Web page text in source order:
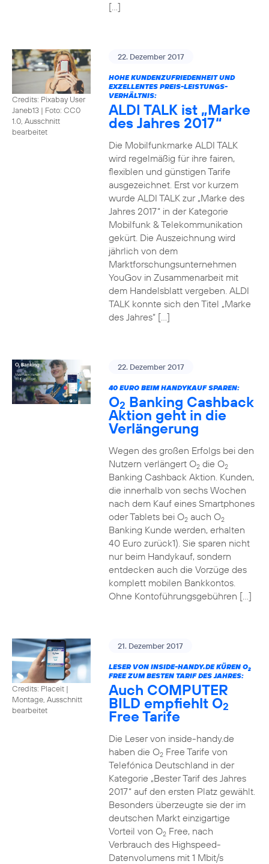
[…]
Credits: Pixabay User
Janeb13 | Foto: CC0
1.0, Ausschnitt
bearbeitet
22. Dezember 2017
HOHE KUNDENZUFRIEDENHEIT UND
EXZELLENTES PREIS-LEISTUNGS-
VERHÄLTNIS:
ALDI TALK ist „Marke
des Jahres 2017“
Die Mobilfunkmarke ALDI TALK
wird regelmäßig für ihre fairen,
flexiblen und günstigen Tarife
ausgezeichnet. Erst vor kurzem
wurde ALDI TALK zur „Marke des
Jahres 2017“ in der Kategorie
Mobilfunk & Telekommunikation
gekürt. Die Auszeichnung wird
jährlich von dem
Marktforschungsunternehmen
YouGov in Zusammenarbeit mit
dem Handelsblatt vergeben. ALDI
TALK konnte sich den Titel „Marke
des Jahres“ […]
22. Dezember 2017
40 EURO BEIM HANDYKAUF SPAREN:
O2 Banking Cashback
Aktion geht in die
Verlängerung
Wegen des großen Erfolgs bei den
Nutzern verlängert O2die O2
Banking Cashback Aktion. Kunden,
die innerhalb von sechs Wochen
nach dem Kauf eines Smartphones
oder Tablets bei O2auch O2
Banking Kunde werden, erhalten
40 Euro zurück1). Sie sparen nicht
nur beim Handykauf, sondern
entdecken auch die Vorzüge des
komplett mobilen Bankkontos.
Ohne Kontoführungsgebühren […]
Credits: Placeit |
Montage, Ausschnitt
bearbeitet
21. Dezember 2017
LESER VON INSIDE-HANDY.DE KÜREN O2
FREE ZUM BESTEN TARIF DES JAHRES:
Auch COMPUTER
BILD empfiehlt O2
Free Tarife
Die Leser von inside-handy.de
haben die O2Free Tarife von
Telefónica Deutschland in der
Kategorie „Bester Tarif des Jahres
2017“ auf den ersten Platz gewählt.
Besonders überzeugte sie der im
deutschen Markt einzigartige
Vorteil von O2Free, nach
Verbrauch des Highspeed-
Datenvolumens mit 1 Mbit/s